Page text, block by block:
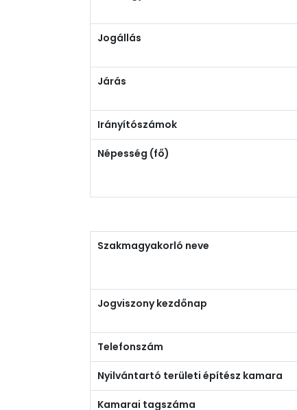
Jogállás
Járás
Irányítószámok
Népesség (fő)
Szakmagyakorló neve
Jogviszony kezdőnap
Telefonszám
Nyilvántartó területi építész kamara
Kamarai tagszáma